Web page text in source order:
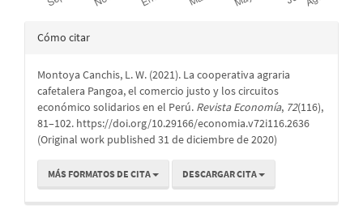
Detalles
artículo
Cómo citar
Montoya Canchis, L. W. (2021). La cooperativa agraria
cafetalera Pangoa, el comercio justo y los circuitos
económico solidarios en el Perú. Revista Economía, 72(116),
81–102. https://doi.org/10.29166/economia.v72i116.2636
(Original work published 31 de diciembre de 2020)
MÁS FORMATOS DE CITA DESCARGAR CITA